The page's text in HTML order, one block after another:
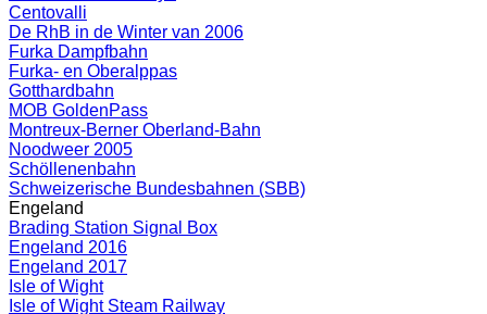
Centovalli
De RhB in de Winter van 2006
Furka Dampfbahn
Furka- en Oberalppas
Gotthardbahn
MOB GoldenPass
Montreux-Berner Oberland-Bahn
Noodweer 2005
Schöllenenbahn
Schweizerische Bundesbahnen (SBB)
Engeland
Brading Station Signal Box
Engeland 2016
Engeland 2017
Isle of Wight
Isle of Wight Steam Railway